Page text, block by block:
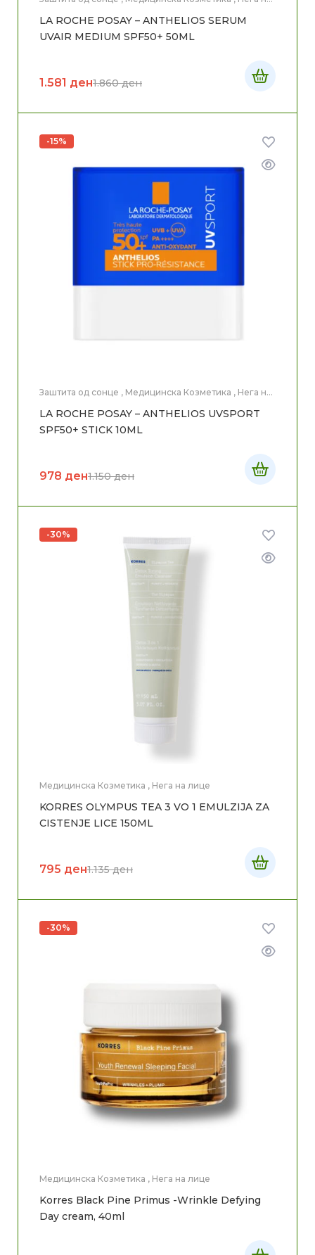
LA ROCHE POSAY – ANTHELIOS SERUM
UVAIR MEDIUM SPF50+ 50ML
1.860ден
1.581 ден
-15%
Заштита од сонце , Медицинска Козметика , Нега на
LA ROCHE POSAY – ANTHELIOS UVSPORT
SPF50+ STICK 10ML
1.150ден
978 ден
-30%
Медицинска Козметика , Нега на лице
KORRES OLYMPUS TEA 3 VO 1 EMULZIJA ZA
CISTENJE LICE 150ML
1.135ден
795 ден
-30%
Медицинска Козметика , Нега на лице
Korres Black Pine Primus -Wrinkle Defying
Day cream, 40ml